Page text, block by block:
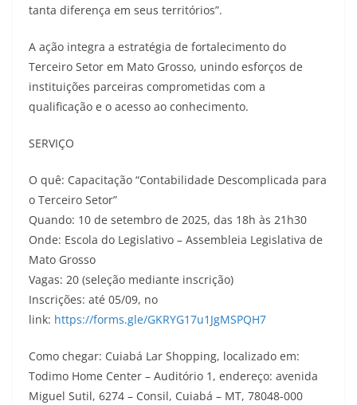
tanta diferença em seus territórios”.
A ação integra a estratégia de fortalecimento do
Terceiro Setor em Mato Grosso, unindo esforços de
instituições parceiras comprometidas com a
qualificação e o acesso ao conhecimento.
SERVIÇO
O quê: Capacitação “Contabilidade Descomplicada para
o Terceiro Setor”
Quando: 10 de setembro de 2025, das 18h às 21h30
Onde: Escola do Legislativo – Assembleia Legislativa de
Mato Grosso
Vagas: 20 (seleção mediante inscrição)
Inscrições: até 05/09, no
link: https://forms.gle/GKRYG17u1JgMSPQH7
Como chegar: Cuiabá Lar Shopping, localizado em:
Todimo Home Center – Auditório 1, endereço: avenida
Miguel Sutil, 6274 – Consil, Cuiabá – MT, 78048-000